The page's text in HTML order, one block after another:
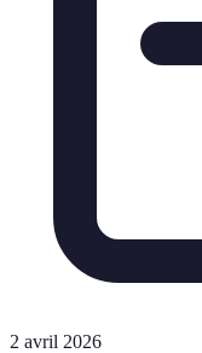
2 avril 2026